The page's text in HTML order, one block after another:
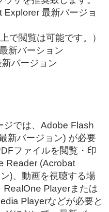
最新バージョ
閲覧は可能です。）
新バーション
バージョン
ジでは、Adobe Flash
新バージョン) が必要
ファイルを閲覧・印
Reader (Acrobat
)、動画を視聴する場
Playerまたは
Playerなどが必要と